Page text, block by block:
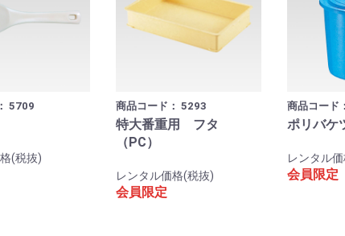
5709
(税抜)
商品コード： 5293
特大番重用 フタ
（PC）
レンタル価格(税抜)
会員限定
商品コード
ポリバ
レンタル
会員限定